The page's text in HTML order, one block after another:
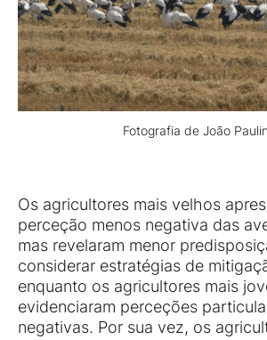
Fotografia de João
Os agricultores mais velhos
perceção menos negativa das
mas revelaram menor
considerar estratégias de
enquanto os agricultores mais
evidenciaram perceções
negativas. Por sua vez, os